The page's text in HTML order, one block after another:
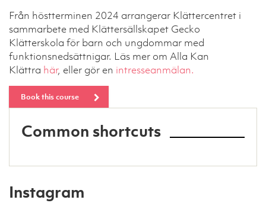
Från höstterminen 2024 arrangerar Klättercentret i
sammarbete med Klättersällskapet Gecko
Klätterskola för barn och ungdommar med
funktionsnedsättnigar. Läs mer om Alla Kan
Klättra här, eller gör en intresseanmälan.
Book this course
Common shortcuts
Instagram